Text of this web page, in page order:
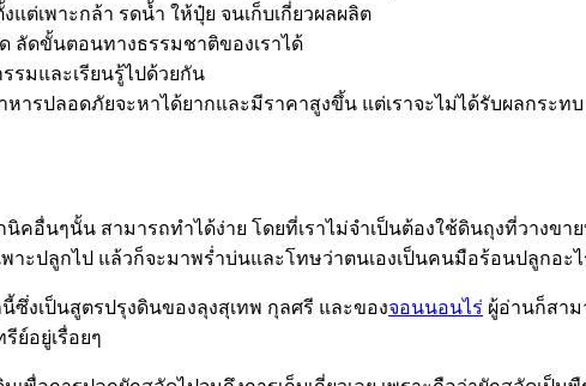
แต่เพาะกล้า รดน้ำ ให้ปุ๋ย จนเก็บเกี่ยวผลผลิต
ลัดขั้นตอนทางธรรมชาติของเราได้
รมและเรียนรู้ไปด้วยกัน
ปลอดภัยจะหาได้ยากและมีราคาสูงขึ้น แต่เราจะไม่ได้รับผลกระทบ
อื่นๆนั้น สามารถทำได้ง่าย โดยที่เราไม่จำเป็นต้องใช้ดินถุงที่วางขา
พาะปลูกไป แล้วก็จะมาพร่ำบ่นและโทษว่าตนเองเป็นคนมือร้อนปลูก
ซึ่งเป็นสูตรปรุงดินของลุงสุเทพ กุลศรี และของจอนนอนไร่ ผู้อ่านก็สา
ย์อยู่เรื่อยๆ